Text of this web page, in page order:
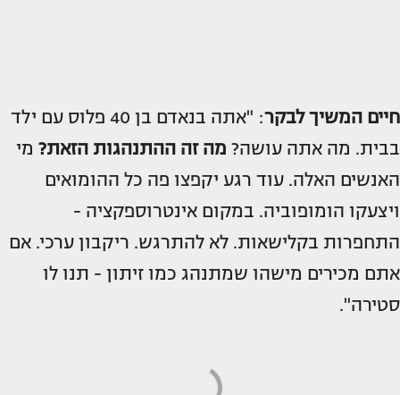
חיים המשיך לבקר
: "אתה בנאדם בן 40 פלוס עם ילד
בבית. מה אתה עושה? מה זה ההתנהגות הזאת? מי
האנשים האלה. ‏עוד רגע יקפצו פה כל ההומואים
ויצעקו הומופוביה. במקום אינטרוספקציה -
התחפרות בקלישאות. לא להתרגש. ריקבון ערכי. אם
אתם מכירים מישהו שמתנהג כמו זיתון - תנו לו
סטירה".